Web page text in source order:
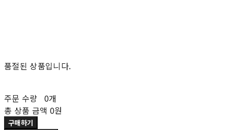
품절된 상품입니다.
주문 수량 0개
총 상품 금액 0원
구매하기